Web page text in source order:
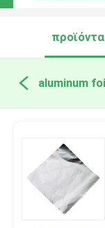
προϊόντα